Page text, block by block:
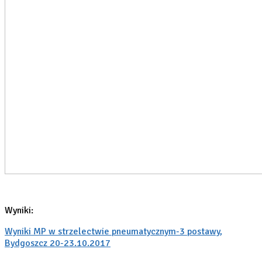
Wyniki:
Wyniki MP w strzelectwie pneumatycznym-3 postawy,
Bydgoszcz 20-23.10.2017